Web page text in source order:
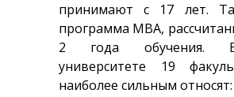
принимают с 17 лет.
программа MBA,
2 года обучения.
университете 19
наиболее сильным относят: